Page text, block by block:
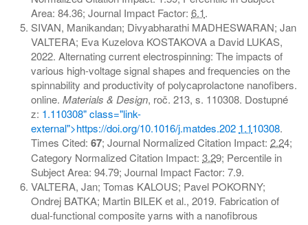
Area: 84.36; Journal Impact Factor: 6.1.
SIVAN, Manikandan; Divyabharathi MADHESWARAN; Jan
VALTERA; Eva Kuzelova KOSTAKOVA a David LUKAS,
2022. Alternating current electrospinning: The impacts of
various high-voltage signal shapes and frequencies on the
spinnability and productivity of polycaprolactone nanofibers.
online. Materials & Design, roč. 213, s. 110308. Dostupné
z: 1.110308" class="link-
external">https://doi.org/10.1016/j.matdes.202 1.110308.
Times Cited: 67; Journal Normalized Citation Impact: 2.24;
Category Normalized Citation Impact: 3.29; Percentile in
Subject Area: 94.79; Journal Impact Factor: 7.9.
VALTERA, Jan; Tomas KALOUS; Pavel POKORNY;
Ondrej BATKA; Martin BILEK et al., 2019. Fabrication of
dual-functional composite yarns with a nanofibrous